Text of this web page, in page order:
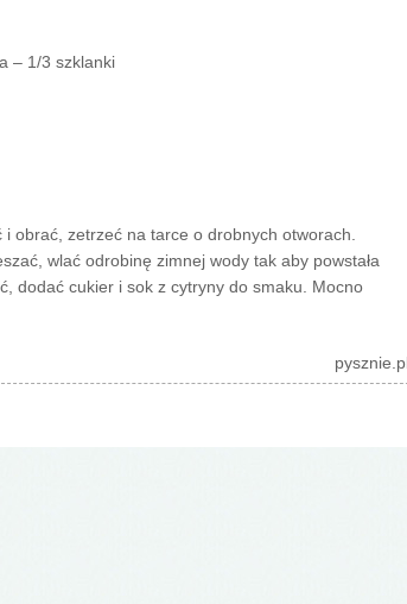
– 1/3 szklanki
obrać, zetrzeć na tarce o drobnych otworach.
wlać odrobinę zimnej wody tak aby powstała
dodać cukier i sok z cytryny do smaku. Mocno
pysznie.pl